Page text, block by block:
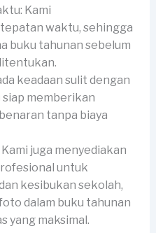
Kami
waktu, sehingga
buku tahunan sebelum
keadaan sulit dengan
memberikan
tanpa biaya
juga menyediakan
untuk
kesibukan sekolah,
dalam buku tahunan
yang maksimal.